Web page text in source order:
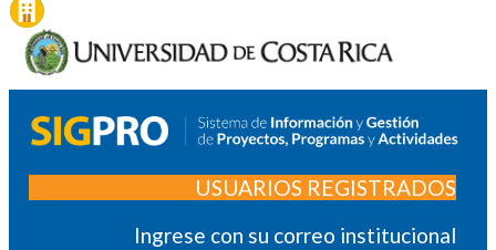
USUARIOS REGISTRADOS
Ingrese con su correo institucional